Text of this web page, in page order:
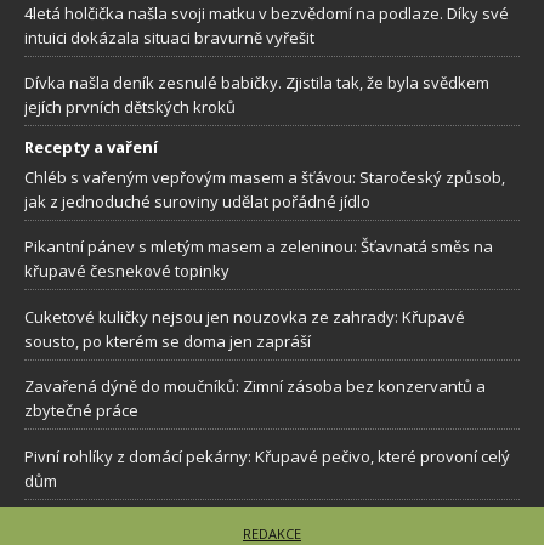
4letá holčička našla svoji matku v bezvědomí na podlaze. Díky své
intuici dokázala situaci bravurně vyřešit
Dívka našla deník zesnulé babičky. Zjistila tak, že byla svědkem
jejích prvních dětských kroků
Recepty a vaření
Chléb s vařeným vepřovým masem a šťávou: Staročeský způsob,
jak z jednoduché suroviny udělat pořádné jídlo
Pikantní pánev s mletým masem a zeleninou: Šťavnatá směs na
křupavé česnekové topinky
Cuketové kuličky nejsou jen nouzovka ze zahrady: Křupavé
sousto, po kterém se doma jen zapráší
Zavařená dýně do moučníků: Zimní zásoba bez konzervantů a
zbytečné práce
Pivní rohlíky z domácí pekárny: Křupavé pečivo, které provoní celý
dům
REDAKCE